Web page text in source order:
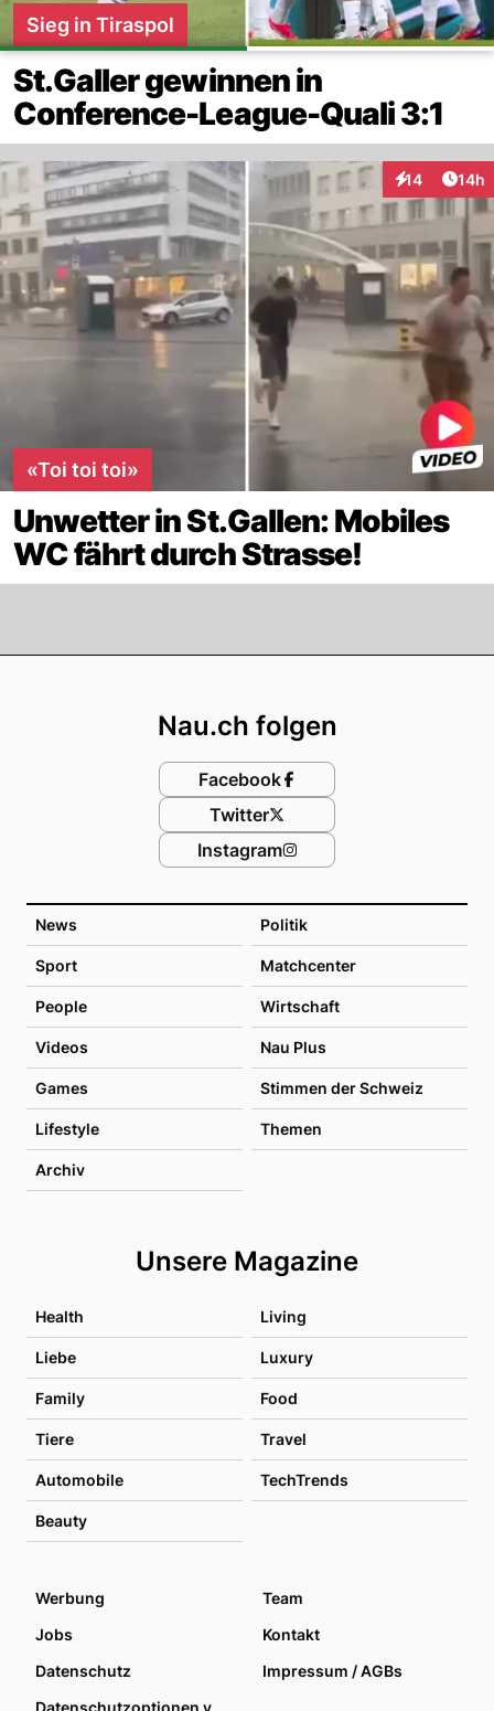
Sieg in Tiraspol
St.Galler gewinnen in
Conference-League-Quali 3:1
14
Interaktionen
14h
«Toi toi toi»
Unwetter in St.Gallen: Mobiles
WC fährt durch Strasse!
News Politik
Sport Matchcenter
People Wirtschaft
Videos Nau Plus
Games Stimmen der Schweiz
Lifestyle Themen
Archiv
Unsere Magazine
Health Living
Liebe Luxury
Family Food
Tiere Travel
Automobile TechTrends
Beauty
Nau.ch folgen
Facebook
Twitter
Instagram
Werbung
Team
Jobs
Kontakt
Datenschutz
Impressum / AGBs